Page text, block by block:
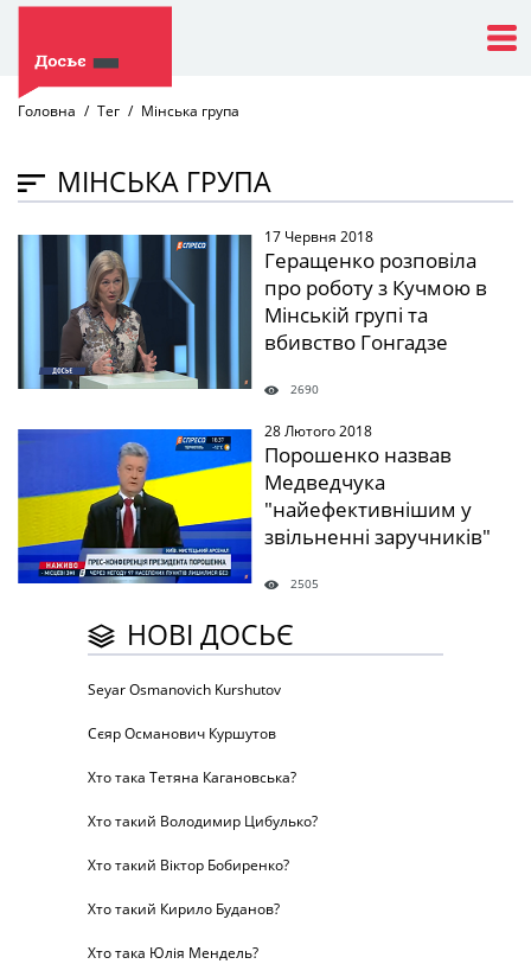
Головна Тег Мінська група
МІНСЬКА ГРУПА
17 Червня 2018
Геращенко розповіла
про роботу з Кучмою в
Мінській групі та
вбивство Гонгадзе
2690
" /> 28 Лютого 2018
Порошенко назвав
Медведчука
"найефективнішим у
звільненні заручників"
2505
НОВІ ДОСЬЄ
Seyar Osmanovich Kurshutov
Сєяр Османович Куршутов
Хто така Тетяна Кагановська?
Хто такий Володимир Цибулько?
Хто такий Віктор Бобиренко?
Хто такий Кирило Буданов?
Хто така Юлія Мендель?